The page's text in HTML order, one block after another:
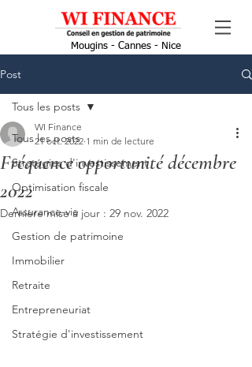
Mougins - Cannes - Nice
Post
Tous les posts
Stratégies d'investissement
Optimisation fiscale
Assurance-vie
Gestion de patrimoine
Immobilier
Retraite
Entrepreneuriat
Stratégie d'investissement
Tous les posts
Fréquence opportunité décembre
2022
WI Finance
21 oct. 2022 1 min de lecture
Dernière mise à jour : 29 nov. 2022